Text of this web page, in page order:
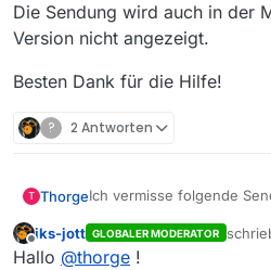
Die Sendung wird auch in der
Version nicht angezeigt.
Besten Dank für die Hilfe!
? 2 Antworten
T ThorgeIch vermisse folgende
Sender: WDR
Die Sendung wird auch in
Offline
iks-jott GLOBALER MODERATOR
Hallo @thorge !